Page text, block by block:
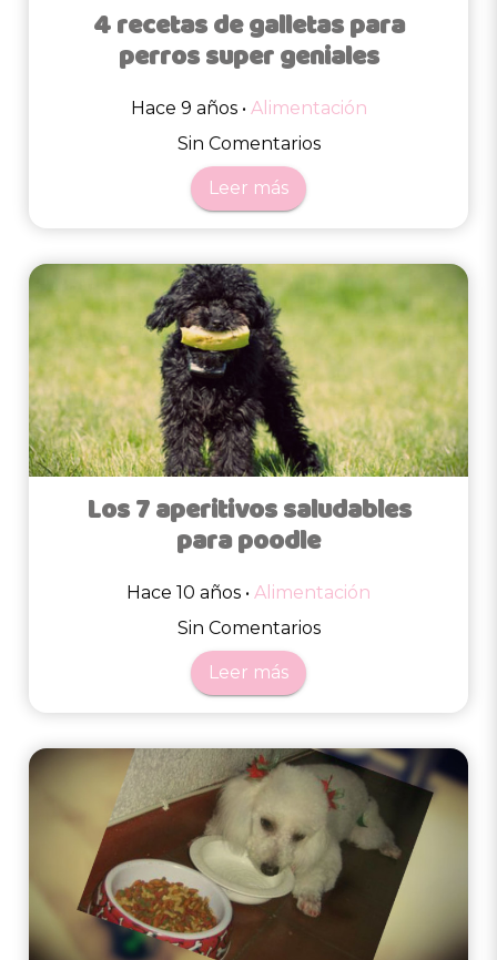
4 recetas de galletas para
perros super geniales
Hace 9 años • Alimentación
Sin Comentarios
Leer más
Los 7 aperitivos saludables
para poodle
Hace 10 años • Alimentación
Sin Comentarios
Leer más